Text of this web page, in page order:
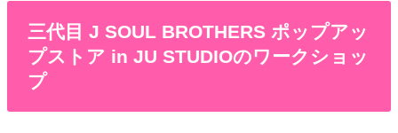
三代目 J SOUL BROTHERS ポップアッ
プストア in JU STUDIOのワークショッ
プ